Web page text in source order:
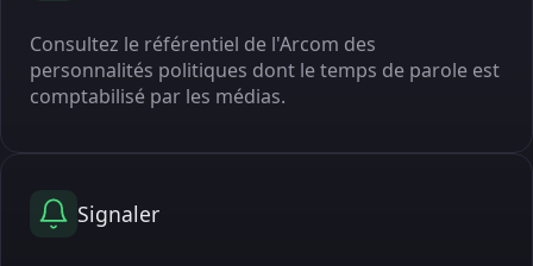
Consultez le référentiel de l'Arcom des
personnalités politiques dont le temps de parole est
comptabilisé par les médias.
Signaler